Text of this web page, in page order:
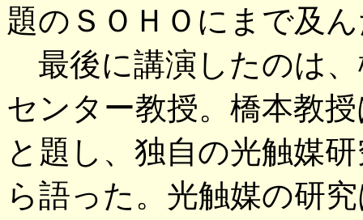
題のＳＯＨＯにまで及
最後に講演したのは、
センター教授。橋本教
と題し、独自の光触媒
ら語った。光触媒の研